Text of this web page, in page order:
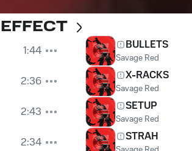
1:44
2:36
2:43
2:34
BULLETS
Savage Red
X-RACKS
Savage Red
SETUP
Savage Red
STRAH